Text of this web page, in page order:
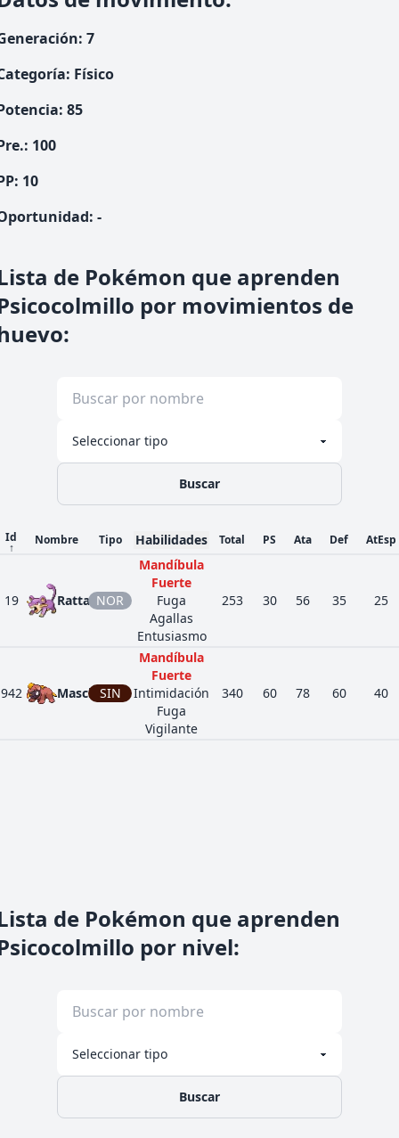
: 7
: Físico
: 85
: 100
10
: -
de Pokémon que aprenden
por movimientos de
:
Buscar
Id
↑
Nombre Tipo Habilidades Total PS Ata Def AtEsp
19 RattataNOR
Mandíbula
Fuerte
Fuga
Agallas
Entusiasmo
253 30 56 35 25
942 MaschiffSIN
Mandíbula
Fuerte
Intimidación
Fuga
Vigilante
340 60 78 60 40
de Pokémon que aprenden
por nivel:
Buscar